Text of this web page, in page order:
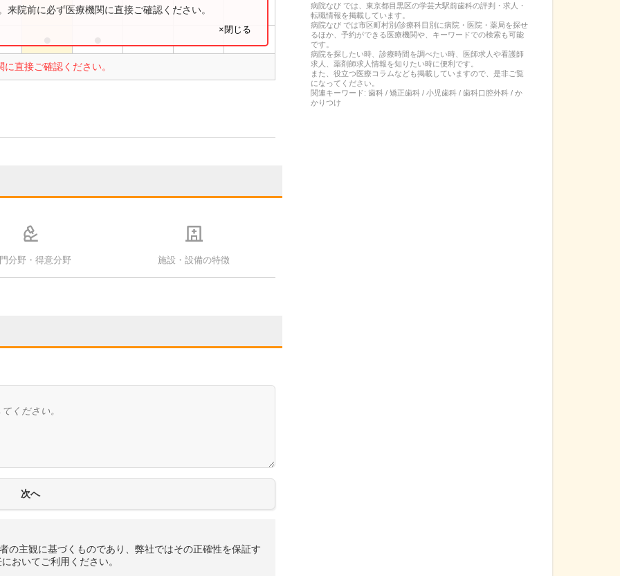
●
直接ご確認ください。
院前に必ず医療機関に直接ご確認ください。
×閉じる
分野・得意分野 施設・設備の特徴
の主観に基づくものであり、弊社ではその正確性を保証す
おいてご利用ください。
病院なび では、 東京都目黒区の学芸大駅前歯科の評判・求人・
転職情報を掲載しています。
病院なび では市区町村別/診療科目別に病院・医院・薬局を探せ
るほか、予約ができる医療機関や、キーワードでの検索も可能
です。
病院を探したい時、診療時間を調べたい時、医師求人や看護師
求人、薬剤師求人情報を知りたい時に便利です。
また、役立つ医療コラムなども掲載していますので、是非ご覧
になってください。
関連キーワード: 歯科 / 矯正歯科 / 小児歯科 / 歯科口腔外科 / か
かりつけ